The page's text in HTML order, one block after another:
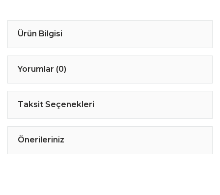
Ürün Bilgisi
Yorumlar (0)
Taksit Seçenekleri
Önerileriniz